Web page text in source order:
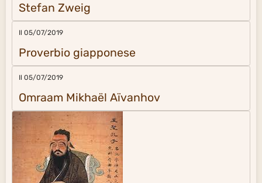
Stefan Zweig
Il 05/07/2019
Proverbio giapponese
Il 05/07/2019
Omraam Mikhaël Aïvanhov